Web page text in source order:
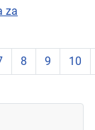
za
Strana 5 z 51
8 9 10